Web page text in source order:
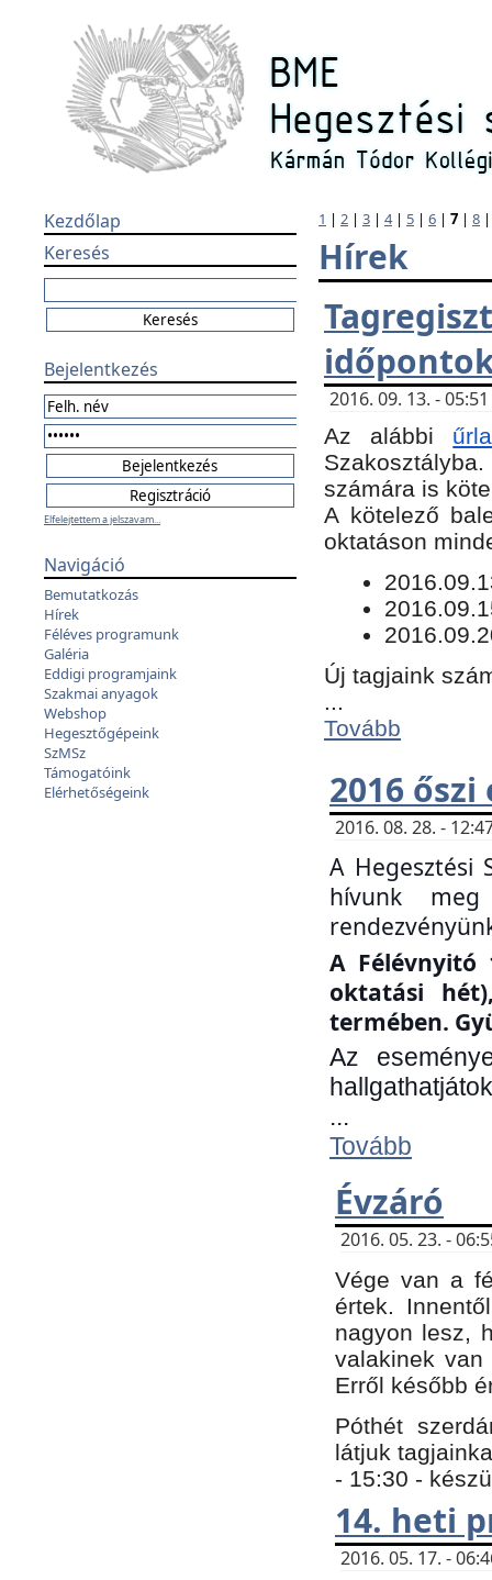
Kezdőlap
Keresés
Bejelentkezés
Elfelejtettem a jelszavam...
Navigáció
Bemutatkozás
Hírek
Féléves programunk
Galéria
Eddigi programjaink
Szakmai anyagok
Webshop
Hegesztőgépeink
SzMSz
Támogatóink
Elérhetőségeink
1 | 2 | 3 | 4| 5 | 6 | 7 | 8
Hírek
2016. 09. 13. -
Az alábbi
számára is
​A kötelező
oktatáson
Új tagjaink
...
Tovább
2016
2016. 08. 28. -
A Hegesztési
hívunk
A Félévnyitó
oktatási
termében.
Az
...
Tovább
Évzáró
2016. 05. 23. -
Vége van a
értek.
nagyon lesz,
valakinek
Erről később
Póthét
látjuk
- 15:30 -
14. heti
2016. 05. 17. -